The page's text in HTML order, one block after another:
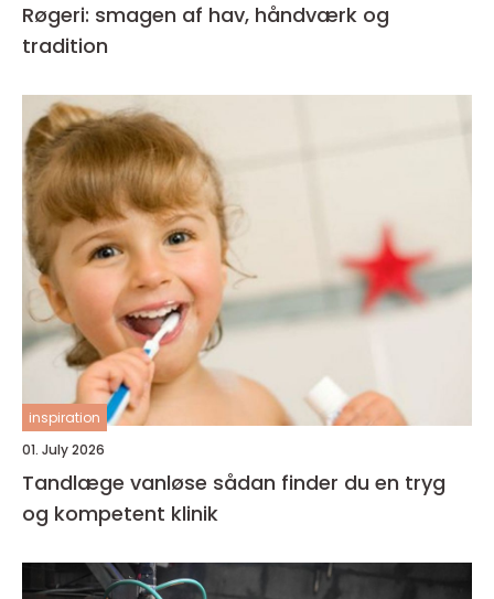
Røgeri: smagen af hav, håndværk og
tradition
inspiration
01. July 2026
Tandlæge vanløse sådan finder du en tryg
og kompetent klinik